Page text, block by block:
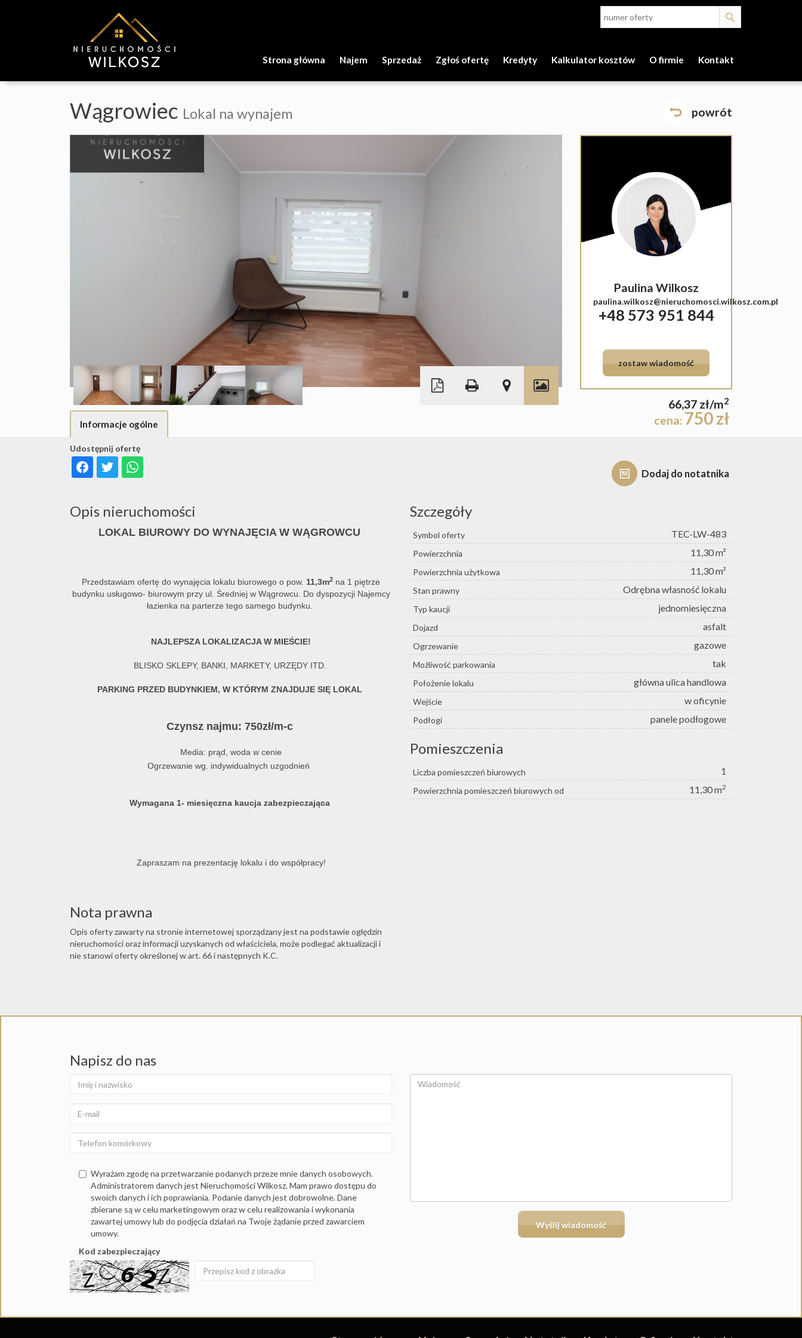
Strona główna Najem Sprzedaż Zgłoś ofertę Kredyty Kalkulator kosztów O firmie Kontakt
Wągrowiec Lokal na wynajem powrót
−
©OpenStreetMap contributors
Paulina Wilkosz
paulina.wilkosz@nieruchomosci.wilkosz.com.pl
+48 573 951 844
zostaw wiadomość
66,37 zł/m2
cena: 750 zł
Dodaj do notatnika
Udostępnij ofertę
Informacje ogólne
Opis nieruchomości
LOKAL BIUROWY DO WYNAJĘCIA W WĄGROWCU
Przedstawiam ofertę do wynajęcia lokalu biurowego o pow. 11,3m2 na 1 piętrze
budynku usługowo- biurowym przy ul. Średniej w Wągrowcu. Do dyspozycji Najemcy
łazienka na parterze tego samego budynku.
NAJLEPSZA LOKALIZACJA W MIEŚCIE!
BLISKO SKLEPY, BANKI, MARKETY, URZĘDY ITD.
PARKING PRZED BUDYNKIEM, W KTÓRYM ZNAJDUJE SIĘ LOKAL
Czynsz najmu: 750zł/m-c
Media: prąd, woda w cenie
Ogrzewanie wg. indywidualnych uzgodnień
Wymagana 1- miesięczna kaucja zabezpieczająca
Zapraszam na prezentację lokalu i do współpracy!
Nota prawna
Opis oferty zawarty na stronie internetowej sporządzany jest na podstawie oględzin
nieruchomości oraz informacji uzyskanych od właściciela, może podlegać aktualizacji i
nie stanowi oferty określonej w art. 66 i następnych K.C.
Szczegóły
Symbol oferty TEC-LW-483
Powierzchnia 11,30 m²
Powierzchnia użytkowa 11,30 m²
Stan prawny Odrębna własność lokalu
Typ kaucji jednomiesięczna
Dojazd asfalt
Ogrzewanie gazowe
Możliwość parkowania tak
Położenie lokalu główna ulica handlowa
Wejście w oficynie
Podłogi panele podłogowe
Pomieszczenia
Liczba pomieszczeń biurowych 1
Powierzchnia pomieszczeń biurowych od 11,30 m2
Napisz do nas
Wyrażam zgodę na przetwarzanie podanych przeze mnie danych osobowych.
Administratorem danych jest Nieruchomości Wilkosz. Mam prawo dostępu do
swoich danych i ich poprawiania. Podanie danych jest dobrowolne. Dane
zbierane są w celu marketingowym oraz w celu realizowania i wykonania
zawartej umowy lub do podjęcia działań na Twoje żądanie przed zawarciem
umowy.
Kod zabezpieczający